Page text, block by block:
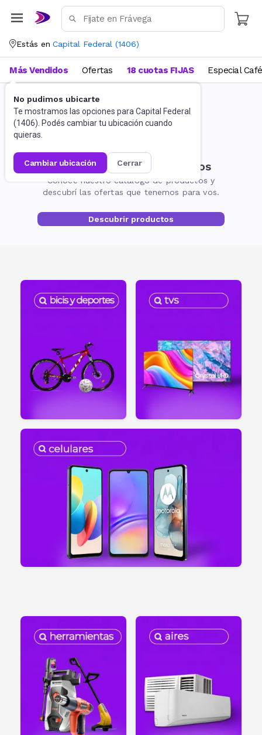
Estás en Capital Federal (1406)
No pudimos ubicarte
Te mostramos las opciones para Capital Federal
(1406). Podés cambiar tu ubicación cuando
quieras.
cambiar ubicación cerrar
Más Vendidos Ofertas 18 cuotas FIJAS Especial Café
No encontramos resultados
Conocé nuestro catálogo de productos y
descubrí las ofertas que tenemos para vos.
Descubrir productos